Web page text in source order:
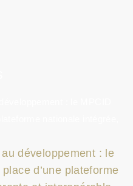
développement : le
d’une plateforme